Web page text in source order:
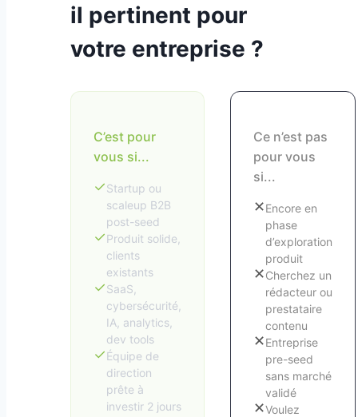
il pertinent pour
votre entreprise ?
C’est pour
vous si...
✓Startup ou
scaleup B2B
post-seed
✓Produit solide,
clients
existants
✓SaaS,
cybersécurité,
IA, analytics,
dev tools
✓Équipe de
direction
prête à
investir 2 jours
Ce n’est pas
pour vous
si...
✕Encore en
phase
d’exploration
produit
✕Cherchez un
rédacteur ou
prestataire
contenu
✕Entreprise
pre-seed
sans marché
validé
✕Voulez